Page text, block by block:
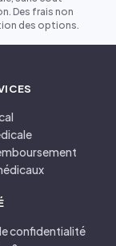
Des frais non
des options.
confidentialité